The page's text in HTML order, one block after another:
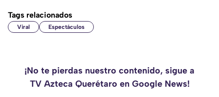
Tags relacionados
Viral Espectáculos
¡No te pierdas nuestro contenido, sigue a
TV Azteca Querétaro en Google News!